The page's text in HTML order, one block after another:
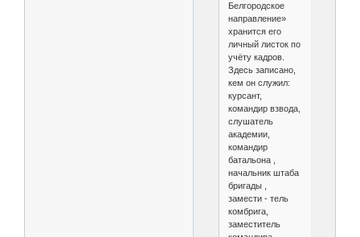
Белгород­ское
направление»
хранится его
личный листок по
учёту кадров.
Здесь записано,
кем он служил:
курсант,
командир взвода,
слушатель
академии,
командир
батальо­на ,
начальник штаба
бригады ,
замести - тель
комбрига,
заместитель